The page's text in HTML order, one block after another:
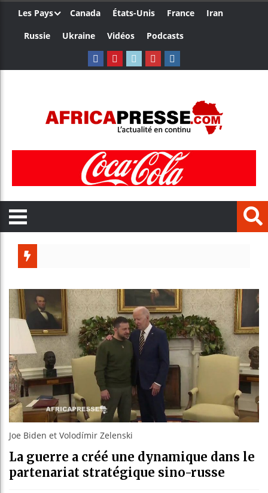
Les Pays Canada États-Unis France
Iran
Russie
Ukraine Vidéos Podcasts
Guinée :
Réforme
Bénin : Patrice
Joe Biden et Volodímir Zelenski
La guerre a créé une dynamique dans le
partenariat stratégique sino-russe